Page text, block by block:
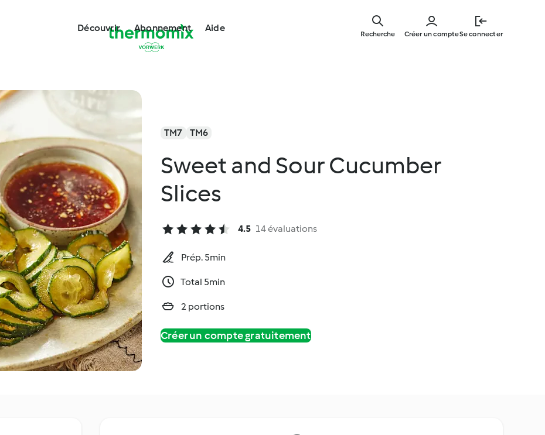
main
Découvrir Abonnement Aide
Créer un compteSe connecter
Recherche
TM7 TM6
Sweet and Sour Cucumber
Slices
4.5 14 évaluations
Prép. 5min
Total 5min
2 portions
Créer un compte gratuitement